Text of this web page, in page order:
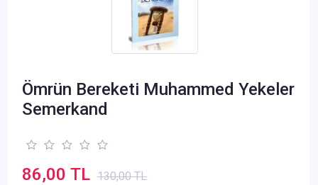
Ömrün Bereketi Muhammed Yekeler
Semerkand
86,00 TL 130,00 TL